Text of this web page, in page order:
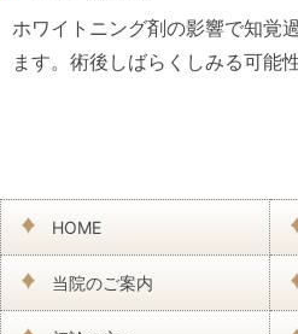
ホワイトニング剤の影響で知覚
ます。 術後しばらくしみる可能
HOME
当院のご案内